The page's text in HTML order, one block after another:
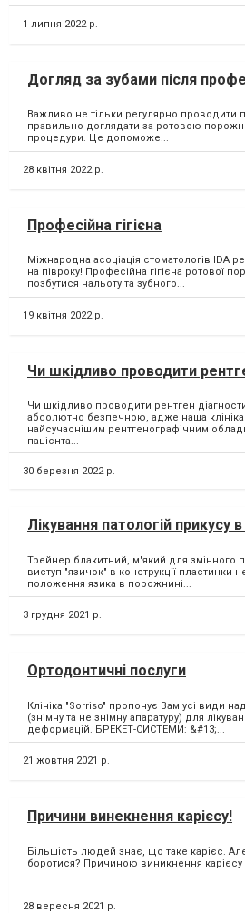
1 липня 2022 р.
Догляд за зубами після
Важливо не тільки регулярно проводити
правильно доглядати за ротовою
процедури. Це допоможе...
28 квітня 2022 р.
Професійна гігієна
Міжнародна асоціація стоматологів IDA
на півроку! Професійна гігієна ротової
позбутися нальоту та зубного...
19 квітня 2022 р.
Чи шкідливо проводити
Чи шкідливо проводити рентген
абсолютно безпечною, адже наша
найсучаснішим рентгенографічним
пацієнта...
30 березня 2022 р.
Лікування патологій прикусу в
Трейнер блакитний, м'який для змінного
виступ "язичок" в конструкції пластинки
положення язика в порожнині...
3 грудня 2021 р.
Ортодонтичні послуги
Клініка "Sorriso" пропонує Вам усі види
(знімну та не знімну апаратуру) для
деформацій. БРЕКЕТ-СИСТЕМИ: &#13;...
21 жовтня 2021 р.
Причини винекнення карієсу!
Більшість людей знає, що таке карієс.
боротися? Причиною виникнення карієсу
28 вересня 2021 р.